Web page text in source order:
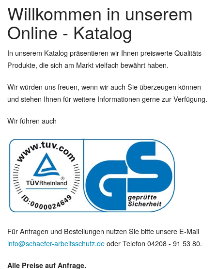
Willkommen in unserem
Online - Katalog
In unserem Katalog präsentieren wir Ihnen preiswerte Qualitäts-
Produkte, die sich am Markt vielfach bewährt haben.
Wir würden uns freuen, wenn wir auch Sie überzeugen können
und stehen Ihnen für weitere Informationen gerne zur Verfügung.
Wir führen auch
Für Anfragen und Bestellungen nutzen Sie bitte unsere E-Mail
info@schaefer-arbeitsschutz.deoder Telefon 04208 - 91 53 80.
Alle Preise auf Anfrage.